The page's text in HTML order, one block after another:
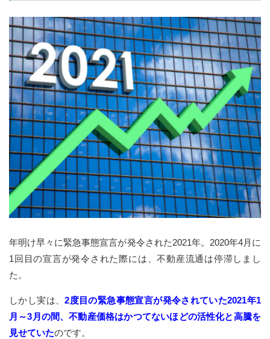
年明け早々に緊急事態宣言が発令された2021年。2020年4月に
1回目の宣言が発令された際には、不動産流通は停滞しまし
た。
しかし実は、2度目の緊急事態宣言が発令されていた2021年1
月～3月の間、不動産価格はかつてないほどの活性化と高騰を
見せていたのです。